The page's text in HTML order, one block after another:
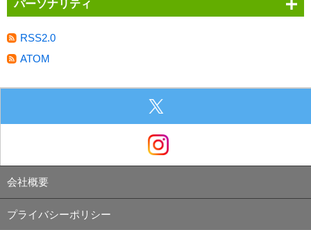
パーソナリティ
RSS2.0
ATOM
会社概要
プライバシーポリシー